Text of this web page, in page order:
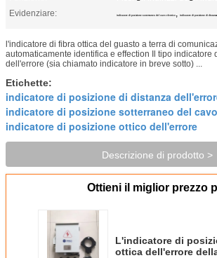
Evidenziare:
indicatore di posizione sotterraneo del cavo elettrico , indicatore di posizione di
l'indicatore di fibra ottica del guasto a terra di
automaticamente identifica e effection Il tipo indicatore
dell'errore (sia chiamato indicatore in breve sotto) ...
Etichette:
indicatore di posizione di distanza
indicatore di posizione sotterraneo del
indicatore di posizione ottico dell'errore
Descrizione di prodotto >
Ottieni il miglior prezzo
L'indicatore di
ottica dell'errore